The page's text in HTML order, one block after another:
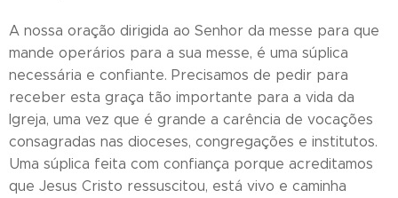
A nossa oração dirigida ao Senhor da messe para que
mande operários para a sua messe, é uma súplica
necessária e confiante. Precisamos de pedir para
receber esta graça tão importante para a vida da
Igreja, uma vez que é grande a carência de vocações
consagradas nas dioceses, congregações e institutos.
Uma súplica feita com confiança porque acreditamos
que Jesus Cristo ressuscitou, está vivo e caminha